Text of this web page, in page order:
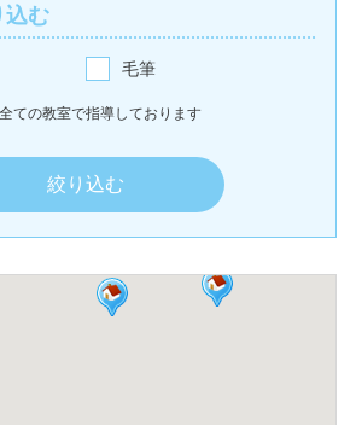
込む
毛筆
ての教室で指導しております